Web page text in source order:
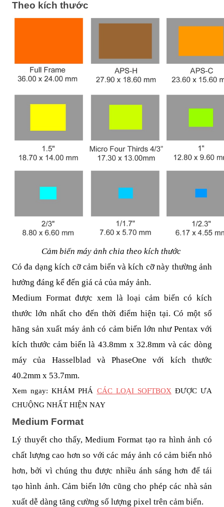
Theo kích thước
Cảm biến máy ảnh chia theo kích thước
Có đa dạng kích cỡ cảm biến và kích cỡ này thường ảnh
hưởng đáng kể đến giá cả của máy ảnh.
Medium Format được xem là loại cảm biến có kích
thước lớn nhất cho đến thời điểm hiện tại. Có một số
hãng sản xuất máy ảnh có cảm biến lớn như Pentax với
kích thước cảm biến là 43.8mm x 32.8mm và các dòng
máy của Hasselblad và PhaseOne với kích thước
40.2mm x 53.7mm.
Xem ngay: KHÁM PHÁ CÁC LOẠI SOFTBOX ĐƯỢC ƯA
CHUỘNG NHẤT HIỆN NAY
Medium Format
Lý thuyết cho thấy, Medium Format tạo ra hình ảnh có
chất lượng cao hơn so với các máy ảnh có cảm biến nhỏ
hơn, bởi vì chúng thu được nhiều ánh sáng hơn để tái
tạo hình ảnh. Cảm biến lớn cũng cho phép các nhà sản
xuất dễ dàng tăng cường số lượng pixel trên cảm biến.